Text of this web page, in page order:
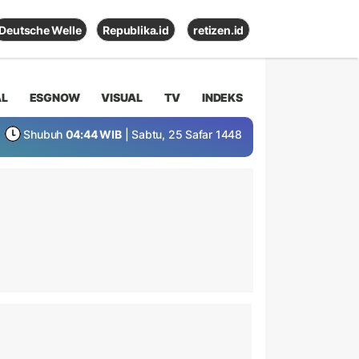
Deutsche Welle Republika.id retizen.id
ESGNOW VISUAL TV INDEKS
Shubuh 04:44 WIB | Sabtu, 25 Safar 1448